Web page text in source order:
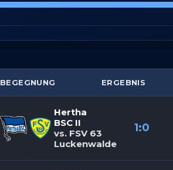
Bereitstellung und
Ihre
BEGEGNUNG ERGEBNIS
Hertha
BSC II
vs. FSV 63
Luckenwalde
1:0